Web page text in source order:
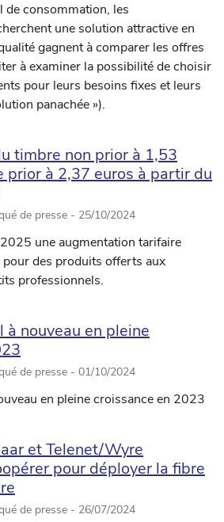
consommation, les
une solution attractive en
gagnent à comparer les offres
à examiner la possibilité de choisir
pour leurs besoins fixes et leurs
panachée »).
timbre non prior à 1,53
prior à 2,37 euros à partir du
de presse - 25/10/2024
une augmentation tarifaire
des produits offerts aux
professionnels.
à nouveau en pleine
de presse - 01/10/2024
en pleine croissance en 2023
et Telenet/Wyre
pour déployer la fibre
de presse - 26/07/2024